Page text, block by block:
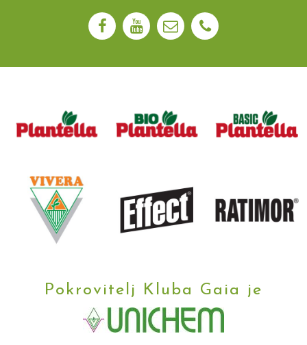
Pokrovitelj Kluba Gaia je